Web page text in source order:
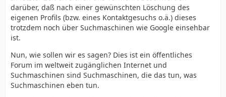
darüber, daß nach einer gewünschten Löschung des
eigenen Profils (bzw. eines Kontaktgesuchs o.ä.) dieses
trotzdem noch über Suchmaschinen wie Google einsehbar
ist.
Nun, wie sollen wir es sagen? Dies ist ein öffentliches
Forum im weltweit zugänglichen Internet und
Suchmaschinen sind Suchmaschinen, die das tun, was
Suchmaschinen eben tun.